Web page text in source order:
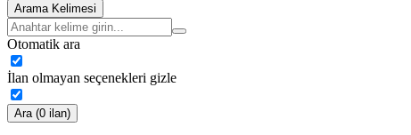
Arama Kelimesi
Otomatik ara
İlan olmayan seçenekleri gizle
Ara (0 ilan)